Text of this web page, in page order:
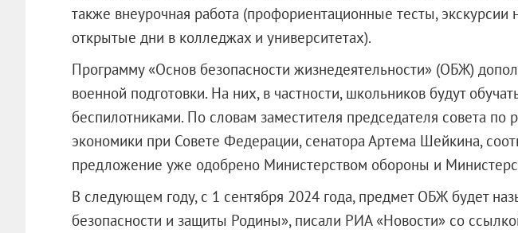
также внеурочная работа (профориентационные тесты, экскурсии
открытые дни в колледжах и университетах).
Программу «Основ безопасности жизнедеятельности» (ОБЖ)
военной подготовки. На них, в частности, школьников будут
беспилотниками. По словам заместителя председателя совета по
экономики при Совете Федерации, сенатора Артема Шейкина,
предложение уже одобрено Министерством обороны и
В следующем году, с 1 сентября 2024 года, предмет ОБЖ будет
безопасности и защиты Родины», писали РИА «Новости» со